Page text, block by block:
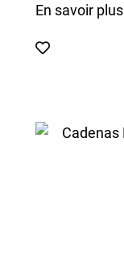
En savoir plus